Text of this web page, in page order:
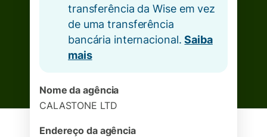
transferência da Wise em vez
de uma transferência
bancária internacional.Saiba
mais
Nome da agência
CALASTONE LTD
Endereço da agência